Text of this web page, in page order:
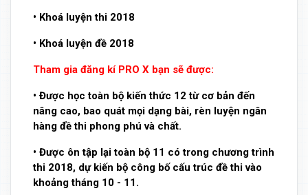
• Khoá luyện thi 2018
• Khoá luyện đề 2018
Tham gia đăng kí PRO X bạn sẽ được:
• Được học toàn bộ kiến thức 12 từ cơ bản đến
nâng cao, bao quát mọi dạng bài, rèn luyện ngân
hàng đề thi phong phú và chất.
• Được ôn tập lại toàn bộ 11 có trong chương trình
thi 2018, dự kiến bộ công bố cấu trúc đề thi vào
khoảng tháng 10 - 11.